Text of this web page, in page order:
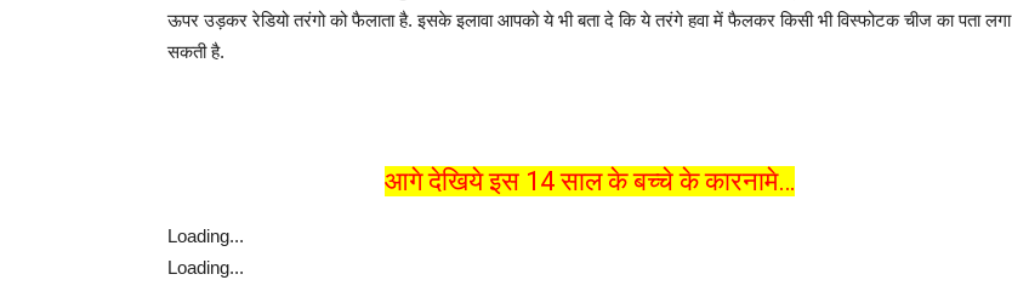
ऊपर उड़कर रेडियो तरंगो को फैलाता है. इसके इलावा आपको ये भी बता दे कि ये तरंगे हवा में फैलकर किसी भी विस्फोटक चीज का पता लगा
सकती है.
आगे देखिये इस 14 साल के बच्चे के कारनामे…
Loading...
Loading...